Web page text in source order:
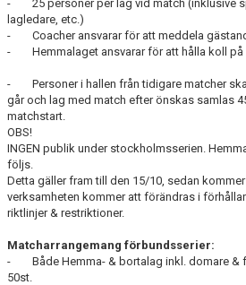
- 25 personer per lag vid match (inklusive
lagledare, etc.)
- Coacher ansvarar för att meddela
- Hemmalaget ansvarar för att hålla koll på
- Personer i hallen från tidigare matcher ska
går och lag med match efter önskas samlas
matchstart.
OBS!
INGEN publik under stockholmsserien.
följs.
Detta gäller fram till den 15/10, sedan
verksamheten kommer att förändras i
riktlinjer & restriktioner.
Matcharrangemang förbundsserier:
- Både Hemma- & bortalag inkl. domare &
50st.